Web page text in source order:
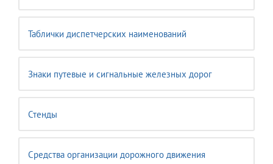
Таблички диспетчерских наименований
Знаки путевые и сигнальные железных дорог
Стенды
Средства организации дорожного движения